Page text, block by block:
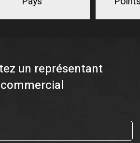
un représentant
commercial